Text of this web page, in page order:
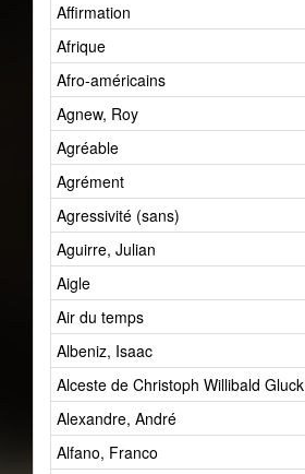
Affirmation
Afrique
Afro-américains
Agnew, Roy
Agréable
Agrément
Agressivité (sans)
Aguirre, Julian
Aigle
Air du temps
Albeniz, Isaac
Alceste de Christoph Willibald Gluck
Alexandre, André
Alfano, Franco